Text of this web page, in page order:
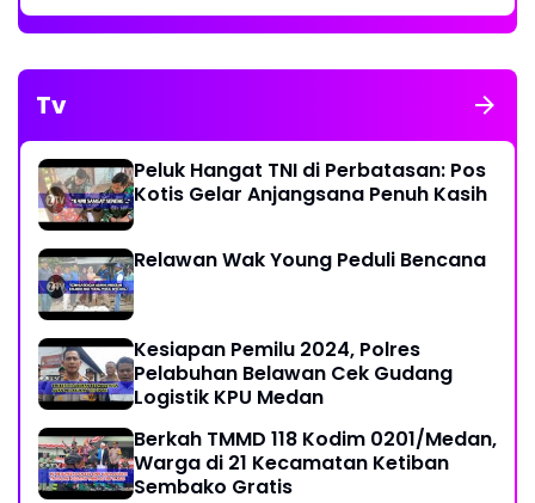
Tv
Peluk Hangat TNI di Perbatasan: Pos
Kotis Gelar Anjangsana Penuh Kasih
Relawan Wak Young Peduli Bencana
Kesiapan Pemilu 2024, Polres
Pelabuhan Belawan Cek Gudang
Logistik KPU Medan
Berkah TMMD 118 Kodim 0201/Medan,
Warga di 21 Kecamatan Ketiban
Sembako Gratis